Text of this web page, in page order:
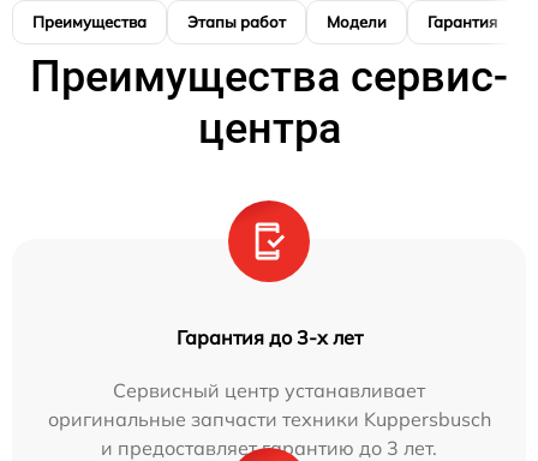
Преимущества Этапы работ Модели Гарантия
Преимущества сервис-
центра
Гарантия до 3-х лет
Сервисный центр устанавливает
оригинальные запчасти техники Kuppersbusch
и предоставляет гарантию до 3 лет.